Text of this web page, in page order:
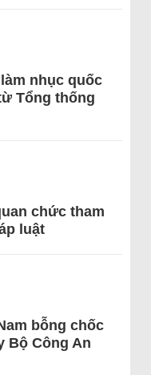
nhục quốc
Tổng thống
chức tham
luật
bỗng chốc
Bộ Công An